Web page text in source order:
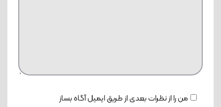
من را از نظرات بعدی از طریق ایمیل آگاه بساز